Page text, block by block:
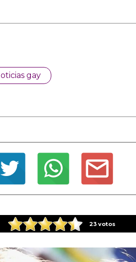
gay
23 votos